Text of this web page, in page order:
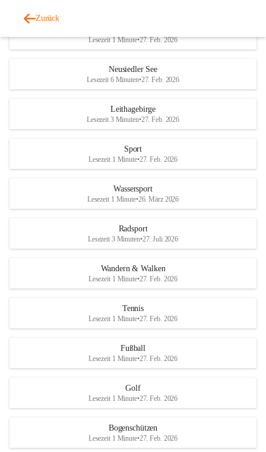
Zurück
Lesezeit 1 Minute•27. Feb. 2026
Neusiedler See
Lesezeit 6 Minuten•27. Feb. 2026
Leithagebirge
Lesezeit 3 Minuten•27. Feb. 2026
Sport
Lesezeit 1 Minute•27. Feb. 2026
Wassersport
Lesezeit 1 Minute•26. März 2026
Radsport
Lesezeit 3 Minuten•27. Juli 2026
Wandern & Walken
Lesezeit 1 Minute•27. Feb. 2026
Tennis
Lesezeit 1 Minute•27. Feb. 2026
Fußball
Lesezeit 1 Minute•27. Feb. 2026
Golf
Lesezeit 1 Minute•27. Feb. 2026
Bogenschützen
Lesezeit 1 Minute•27. Feb. 2026